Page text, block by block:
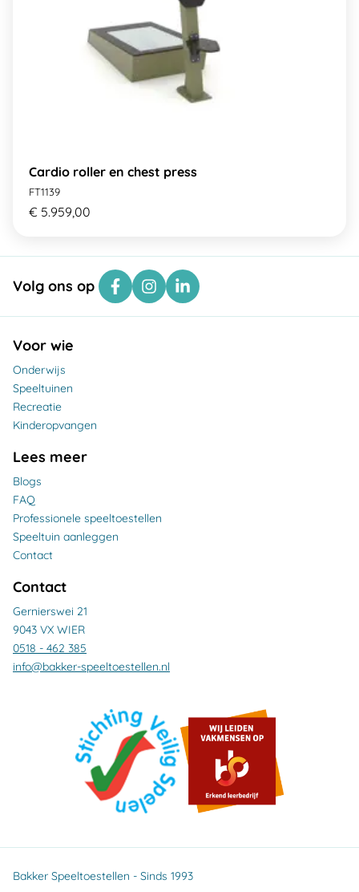
Cardio roller en chest press
FT1139
€ 5.959,00
Volg ons op
Voor wie
Onderwijs
Speeltuinen
Recreatie
Kinderopvangen
Lees meer
Blogs
FAQ
Professionele speeltoestellen
Speeltuin aanleggen
Contact
Contact
Gernierswei 21
9043 VX WIER
0518 - 462 385
info@bakker-speeltoestellen.nl
Bakker Speeltoestellen - Sinds 1993